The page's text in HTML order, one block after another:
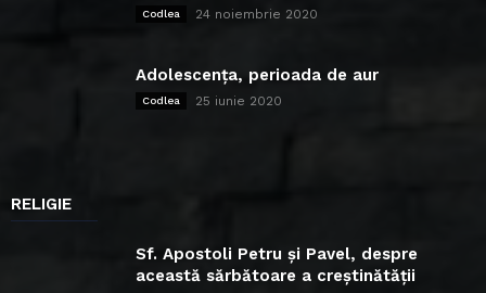
Codlea 24 noiembrie 2020
Adolescența, perioada de aur
Codlea 25 iunie 2020
RELIGIE
Sf. Apostoli Petru și Pavel, despre
această sărbătoare a creștinătății